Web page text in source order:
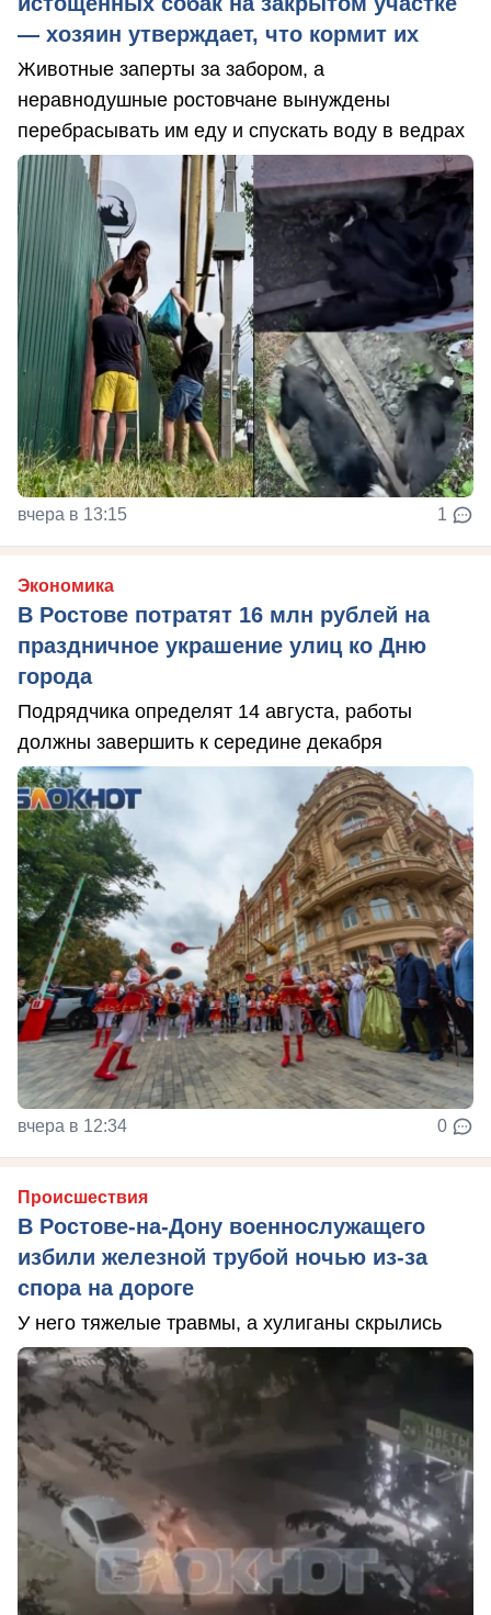
— хозяин утверждает, что кормит их
Животные заперты за забором, а
неравнодушные ростовчане вынуждены
перебрасывать им еду и спускать воду в ведрах
вчера в 13:15 1
Экономика
В Ростове потратят 16 млн рублей на
праздничное украшение улиц ко Дню
города
Подрядчика определят 14 августа, работы
должны завершить к середине декабря
вчера в 12:34 0
Происшествия
В Ростове-на-Дону военнослужащего
избили железной трубой ночью из-за
спора на дороге
У него тяжелые травмы, а хулиганы скрылись